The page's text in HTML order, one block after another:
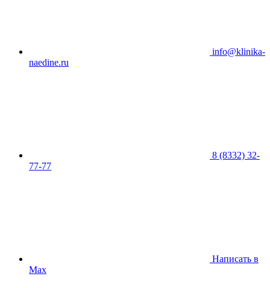
info@klinika-
naedine.ru
8 (8332) 32-
77-77
Написать в
Max